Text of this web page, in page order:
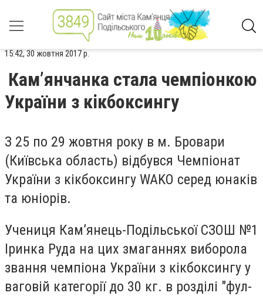
15:42, 30 жовтня 2017 р.
Кам’янчанка стала чемпіонкою
України з кікбоксингу
З 25 по 29 жовтня року в м. Бровари
(Київська область) відбувся Чемпіонат
України з кікбоксингу WAKO серед юнаків
та юніорів.
Учениця Кам’янець-Подільської СЗОШ №1
Іринка Руда на цих змаганнях виборола
звання чемпіона України з кікбоксингу у
ваговій категорії до 30 кг. в розділі "фул-